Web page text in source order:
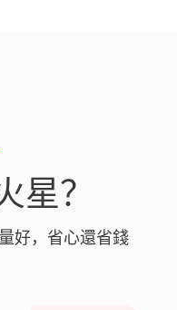
星？
好，省心還省錢